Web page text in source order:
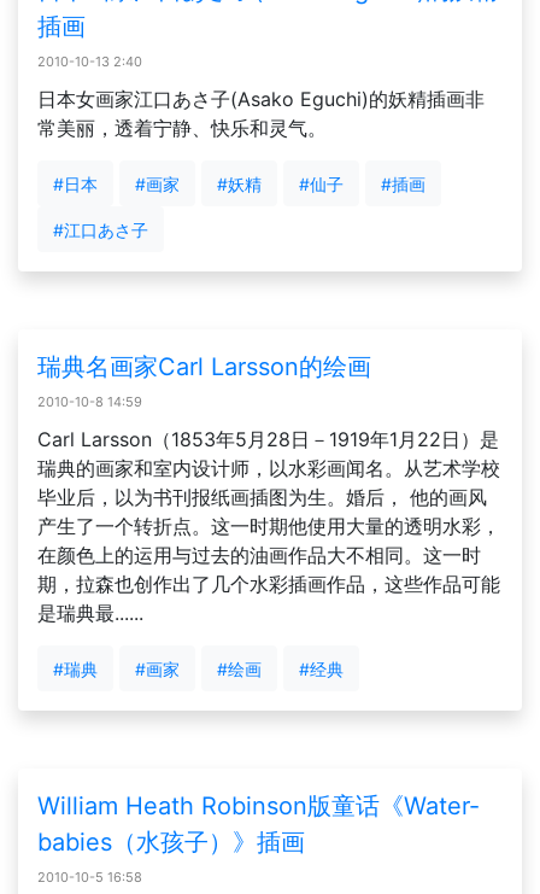
插画
2010-10-13 2:40
日本女画家江口あさ子(Asako Eguchi)的妖精插画非
常美丽，透着宁静、快乐和灵气。
#日本 #画家 #妖精 #仙子 #插画
#江口あさ子
瑞典名画家Carl Larsson的绘画
2010-10-8 14:59
Carl Larsson（1853年5月28日－1919年1月22日）是
瑞典的画家和室内设计师，以水彩画闻名。从艺术学校
毕业后，以为书刊报纸画插图为生。婚后， 他的画风
产生了一个转折点。这一时期他使用大量的透明水彩，
在颜色上的运用与过去的油画作品大不相同。这一时
期，拉森也创作出了几个水彩插画作品，这些作品可能
是瑞典最......
#瑞典 #画家 #绘画 #经典
William Heath Robinson版童话《Water-
babies（水孩子）》插画
2010-10-5 16:58